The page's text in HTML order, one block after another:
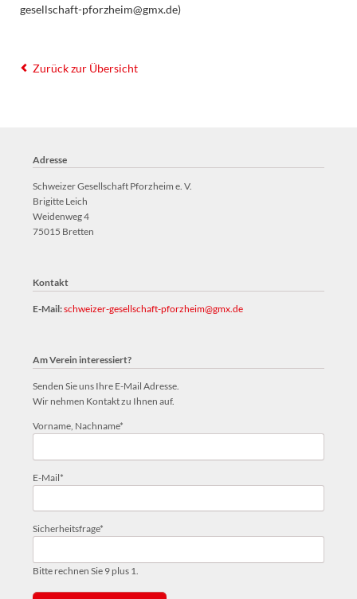
gesellschaft-pforzheim@gmx.de)
Zurück zur Übersicht
Adresse
Schweizer Gesellschaft Pforzheim e. V.
Brigitte Leich
Weidenweg 4
75015 Bretten
Kontakt
E-Mail:schweizer-gesellschaft-pforzheim@gmx.de
Am Verein interessiert?
Senden Sie uns Ihre E-Mail Adresse.
Wir nehmen Kontakt zu Ihnen auf.
Pflichtfeld
Vorname, Nachname*
Pflichtfeld
E-Mail*
Pflichtfeld
Sicherheitsfrage*
Bitte rechnen Sie 9 plus 1.